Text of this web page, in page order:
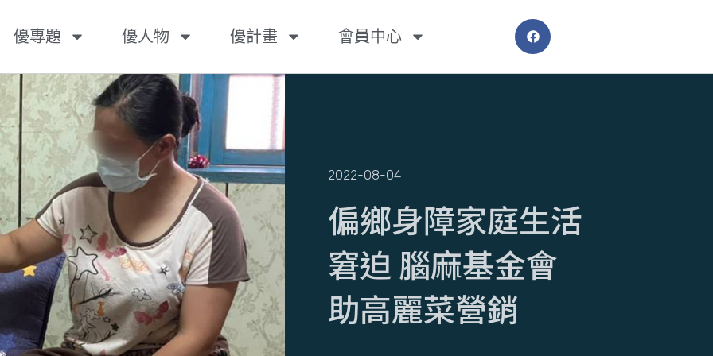
優專題 優人物 優計畫 會員中心
2022-08-04
​偏鄉身障家庭生活
窘迫 腦麻基金會
助高麗菜營銷